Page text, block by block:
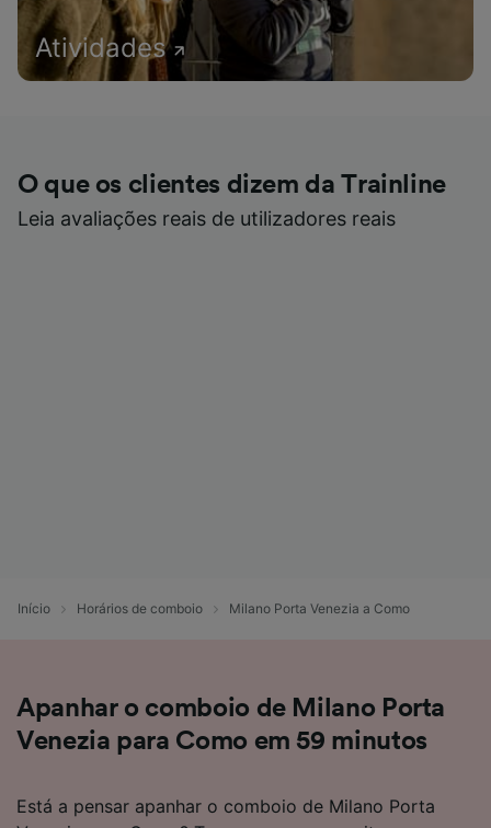
Atividades
O que os clientes dizem da Trainline
Leia avaliações reais de utilizadores reais
Início Horários de comboio Milano Porta Venezia a Como
Apanhar o comboio de Milano Porta
Venezia para Como em 59 minutos
Está a pensar apanhar o comboio de Milano Porta